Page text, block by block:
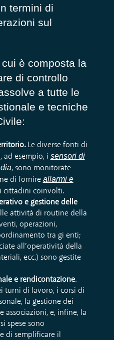
termini di
sul
è composta la
di controllo
a tutte le
e tecniche
Le diverse fonti di
, ad esempio,i sensori di
, sono monitorate
di fornire allarmi e
cittadini coinvolti.
e gestione delle
attività di routine della
operazioni,
tra gi enti;
all’operatività della
ecc.) sono gestite
e rendicontazione.
turni di lavoro, i corsi di
, la gestione dei
associazioni, e, infine, la
spese sono
di semplificare il